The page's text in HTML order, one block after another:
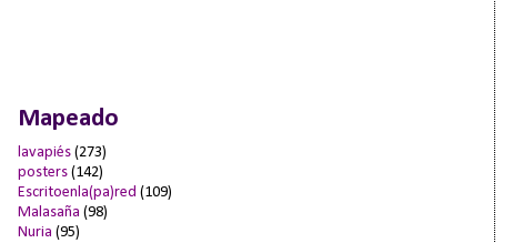
Mapeado
lavapiés (273)
posters (142)
Escritoenla(pa)red (109)
Malasaña (98)
Nuria (95)